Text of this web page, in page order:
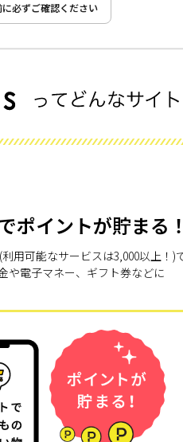
必ずご確認ください
ポイントが貯まる
用可能なサービスは3,000以上！)
や電子マネー、ギフト券などに